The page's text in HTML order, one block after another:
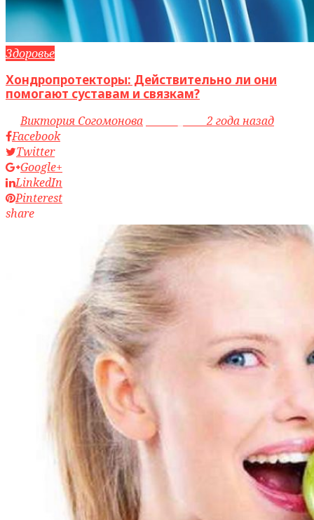
Здоровье
Хондропротекторы: Действительно ли они
помогают суставам и связкам?
byВиктория Согомонова access_time2 года назад
Facebook
Twitter
Google+
LinkedIn
Pinterest
share